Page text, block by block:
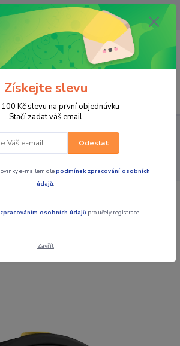
0,00 CZK
PŘÍSLUŠENSTVÍ
KUFRY / BRAŠNY /
/ VAKY
POUZDRA NA TELEFONY,
BEELINE MOTO navigace na motocykl,
navigace na motocykl,
Získejte slevu
Kč slevu na první objednávku
Stačí zadat váš email
Odeslat
e-mailem dlepodmínek zpracování osobních
údajů.
zpracováním osobních údajů pro účely registrace.
Zavřít